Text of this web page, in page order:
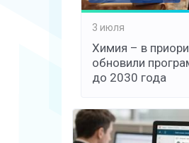
3 июля
Химия – в
обновили
до 2030 года